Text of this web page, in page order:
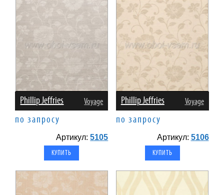
Phillip Jeffries Voyage
по запросу
Артикул:5105
Phillip Jeffries Voyage
по запросу
Артикул: 5106